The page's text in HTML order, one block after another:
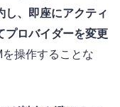
し、即座にアクティ
プロバイダーを変更
操作することな